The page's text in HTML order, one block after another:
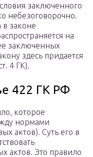
заключенного
небезоговорочно.
в законе
на
заключенных
здесь придается
4 ГК).
422 ГК РФ
которое
нормами
актов). Суть его в
актов. Это правило